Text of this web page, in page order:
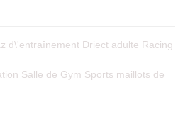
d\'entraînement Driect adulte Racing
Salle de Gym Sports maillots de